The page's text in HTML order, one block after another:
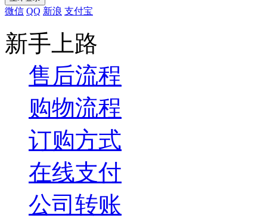
微信 QQ 新浪 支付宝
新手上路
售后流程
购物流程
订购方式
在线支付
公司转账